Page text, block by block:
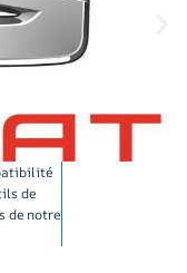
de
de notre